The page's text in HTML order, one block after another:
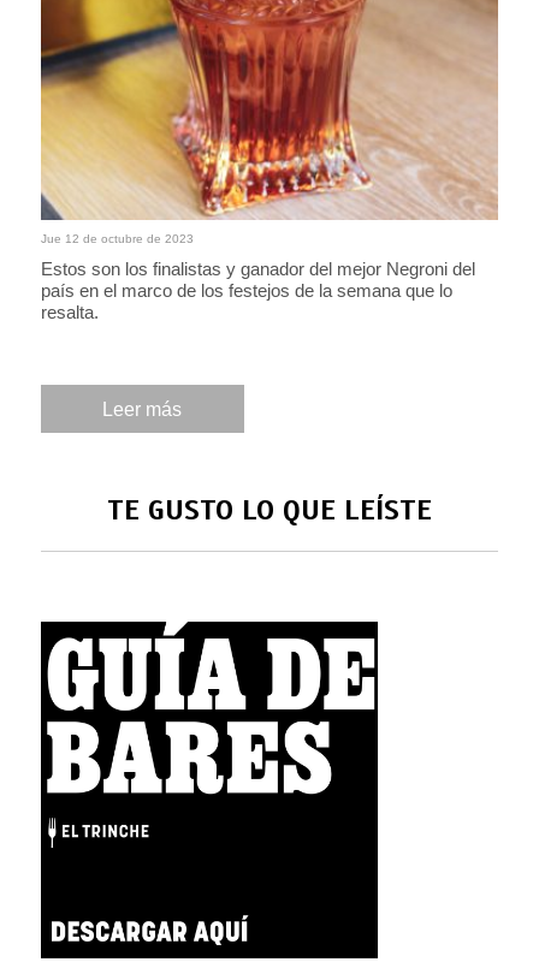
Jue 12 de octubre de 2023
Estos son los finalistas y ganador del mejor Negroni del
país en el marco de los festejos de la semana que lo
resalta.
Leer más
TE GUSTO LO QUE LEÍSTE